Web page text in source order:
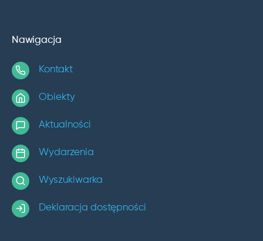
Nawigacja
Kontakt
Obiekty
Aktualności
Wydarzenia
Wyszukiwarka
Deklaracja dostępności